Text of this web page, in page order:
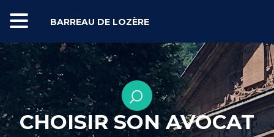
CHOISIR SON AVOCAT
BARREAU DE LOZÈRE